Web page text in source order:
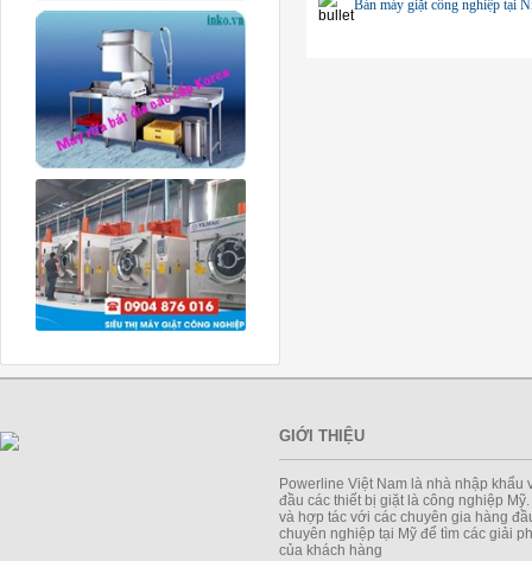
Bán máy giặt công nghiệp tại
GIỚI THIỆU
Powerline Việt Nam là nhà nhập khẩu
đầu các thiết bị giặt là công nghiệp
và hợp tác với các chuyên gia hàng
chuyên nghiệp tại Mỹ để tìm các giải
của khách hàng